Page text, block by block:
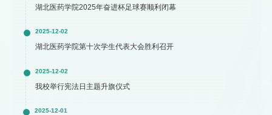
湖北医药学院2025年奋进杯足球赛顺利闭幕
2025-12-02
湖北医药学院第十次学生代表大会胜利召开
2025-12-02
我校举行宪法日主题升旗仪式
2025-12-01